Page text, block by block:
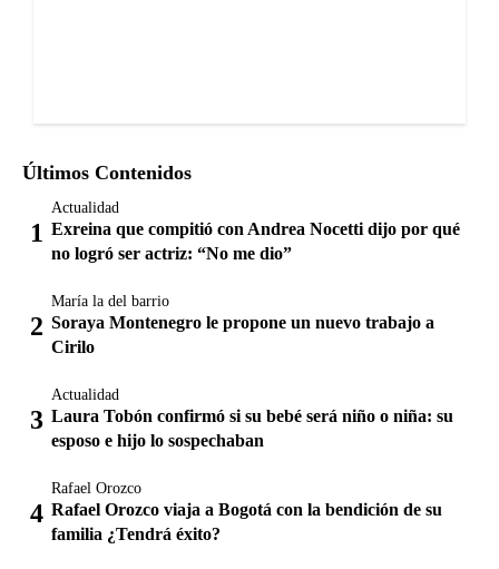
Últimos Contenidos
Actualidad
Exreina que compitió con Andrea Nocetti dijo por qué
no logró ser actriz: “No me dio”
María la del barrio
Soraya Montenegro le propone un nuevo trabajo a
Cirilo
Actualidad
Laura Tobón confirmó si su bebé será niño o niña: su
esposo e hijo lo sospechaban
Rafael Orozco
Rafael Orozco viaja a Bogotá con la bendición de su
familia ¿Tendrá éxito?